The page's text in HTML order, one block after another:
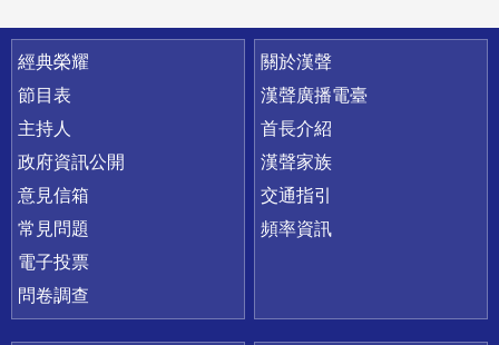
快速連結
經典榮耀
節目表
主持人
政府資訊公開
意見信箱
常見問題
電子投票
問卷調查
關於漢聲
漢聲廣播電臺
首長介紹
漢聲家族
交通指引
頻率資訊